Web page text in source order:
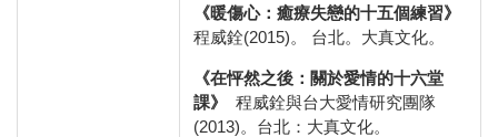
《暖傷心：癒療失戀的十五個練習》
程威銓(2015)。 台北。大真文化。
《在怦然之後：關於愛情的十六堂
課》
程威銓與台大愛情研究團隊
(2013)。台北：大真文化。